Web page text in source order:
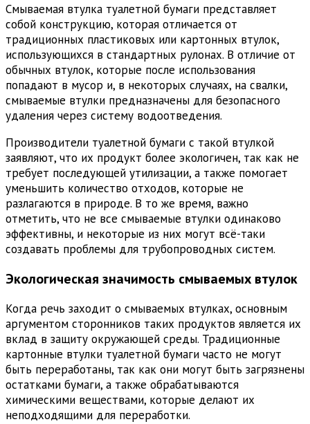
Смываемая втулка туалетной бумаги представляет
собой конструкцию, которая отличается от
традиционных пластиковых или картонных втулок,
использующихся в стандартных рулонах. В отличие от
обычных втулок, которые после использования
попадают в мусор и, в некоторых случаях, на свалки,
смываемые втулки предназначены для безопасного
удаления через систему водоотведения.
Производители туалетной бумаги с такой втулкой
заявляют, что их продукт более экологичен, так как не
требует последующей утилизации, а также помогает
уменьшить количество отходов, которые не
разлагаются в природе. В то же время, важно
отметить, что не все смываемые втулки одинаково
эффективны, и некоторые из них могут всё-таки
создавать проблемы для трубопроводных систем.
Экологическая значимость смываемых втулок
Когда речь заходит о смываемых втулках, основным
аргументом сторонников таких продуктов является их
вклад в защиту окружающей среды. Традиционные
картонные втулки туалетной бумаги часто не могут
быть переработаны, так как они могут быть загрязнены
остатками бумаги, а также обрабатываются
химическими веществами, которые делают их
неподходящими для переработки.